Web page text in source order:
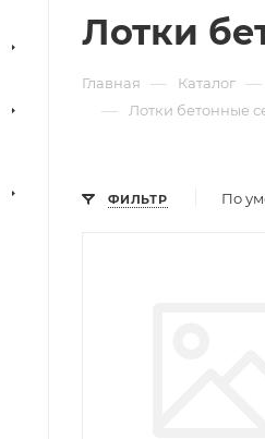
Лотки
Главная — Каталог —
— Лотки бетонные
ФИЛЬТР По